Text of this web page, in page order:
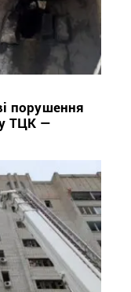
порушення
у ТЦК —